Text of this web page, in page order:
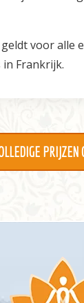
voor alle
Frankrijk.
PRIJZEN